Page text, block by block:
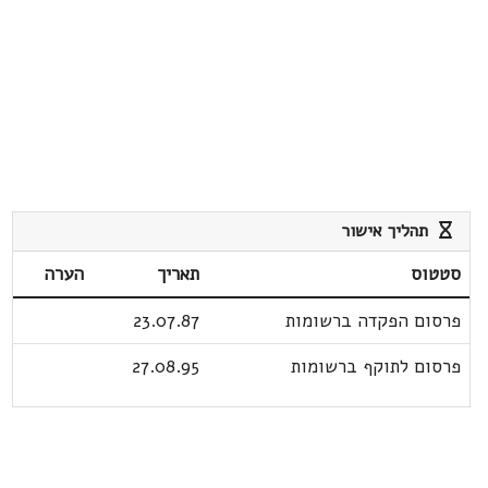
תהליך אישור
סטטוס תאריך
הערה
פרסום הפקדה ברשומות
23.07.87
פרסום לתוקף ברשומות
27.08.95